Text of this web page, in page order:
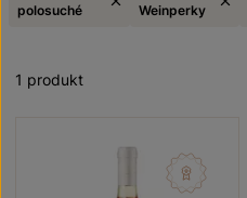
polosuché
Weinperky
1 produkt